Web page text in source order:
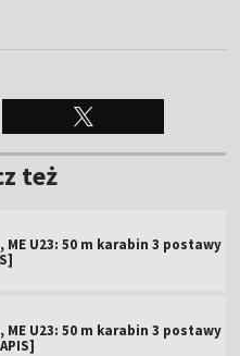
też
U23: 50 m karabin 3 postawy
U23: 50 m karabin 3 postawy